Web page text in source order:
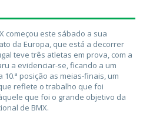
começou este sábado a sua
da Europa, que está a decorrer
teve três atletas em prova, com a
a evidenciar-se, ficando a um
posição as meias-finais, um
reflete o trabalho que foi
que foi o grande objetivo da
de BMX.